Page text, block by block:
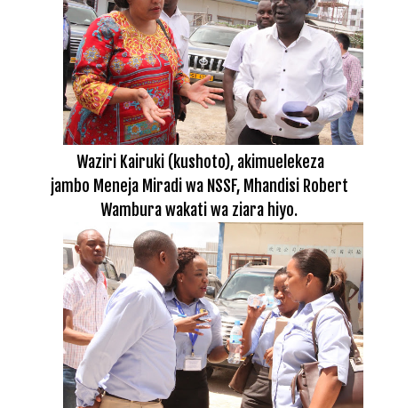
Waziri Kairuki (kushoto), akimuelekeza
jambo Meneja Miradi wa NSSF, Mhandisi Robert
Wambura wakati wa ziara hiyo.